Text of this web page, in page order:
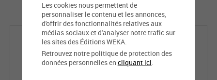
Les cookies nous permettent de
personnaliser le contenu et les annonces,
d'offrir des fonctionnalités relatives aux
médias sociaux et d'analyser notre trafic sur
les sites des Éditions WEKA.
Retrouvez notre politique de protection des
données personnelles en cliquant ici.